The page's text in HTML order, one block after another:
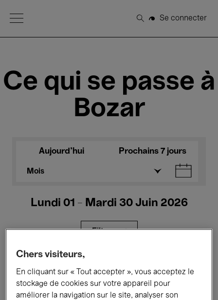
Open Menu
Rechercher
Se connecter
Ce qui se passe à
Bozar
Aujourd'hui Prochains 7 jours
Mois
Lundi 01 - Mardi 30 Juin 2026
Filtres
Expositions Films Performances
Chers visiteurs,
En cliquant sur « Tout accepter », vous acceptez le
stockage de cookies sur votre appareil pour
améliorer la navigation sur le site, analyser son